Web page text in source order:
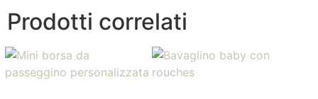
Prodotti correlati